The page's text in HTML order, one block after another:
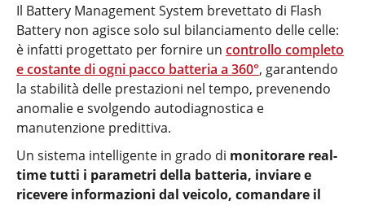
Il Battery Management System brevettato di Flash
Battery non agisce solo sul bilanciamento delle celle:
è infatti progettato per fornire un controllo completo
e costante di ogni pacco batteria a 360°, garantendo
la stabilità delle prestazioni nel tempo, prevenendo
anomalie e svolgendo autodiagnostica e
manutenzione predittiva.
Un sistema intelligente in grado di monitorare real-
time tutti i parametri della batteria, inviare e
ricevere informazioni dal veicolo, comandare il